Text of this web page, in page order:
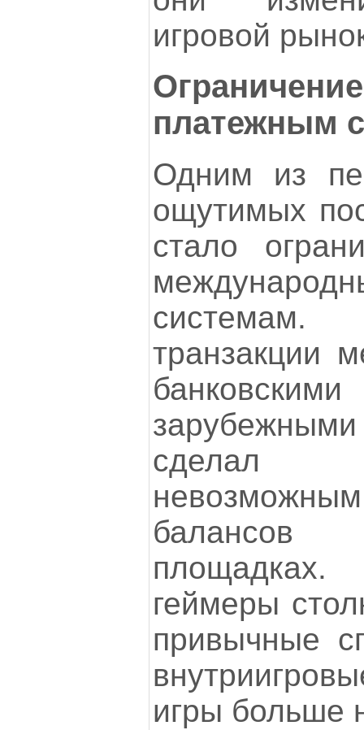
игровой
платежным
Одним из
ощутимых
стало
транзакции
сделал
геймеры
привычные
игры больше